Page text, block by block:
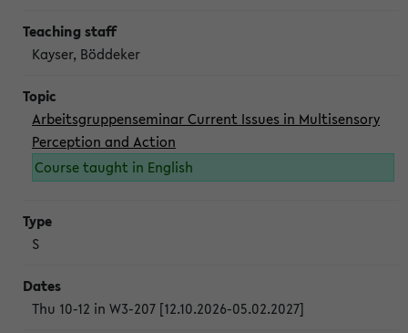
Kayser, Böddeker
Arbeitsgruppenseminar Current Issues in Multisensory
Perception and Action
Course taught in English
S
Thu 10-12 in W3-207 [12.10.2026-05.02.2027]